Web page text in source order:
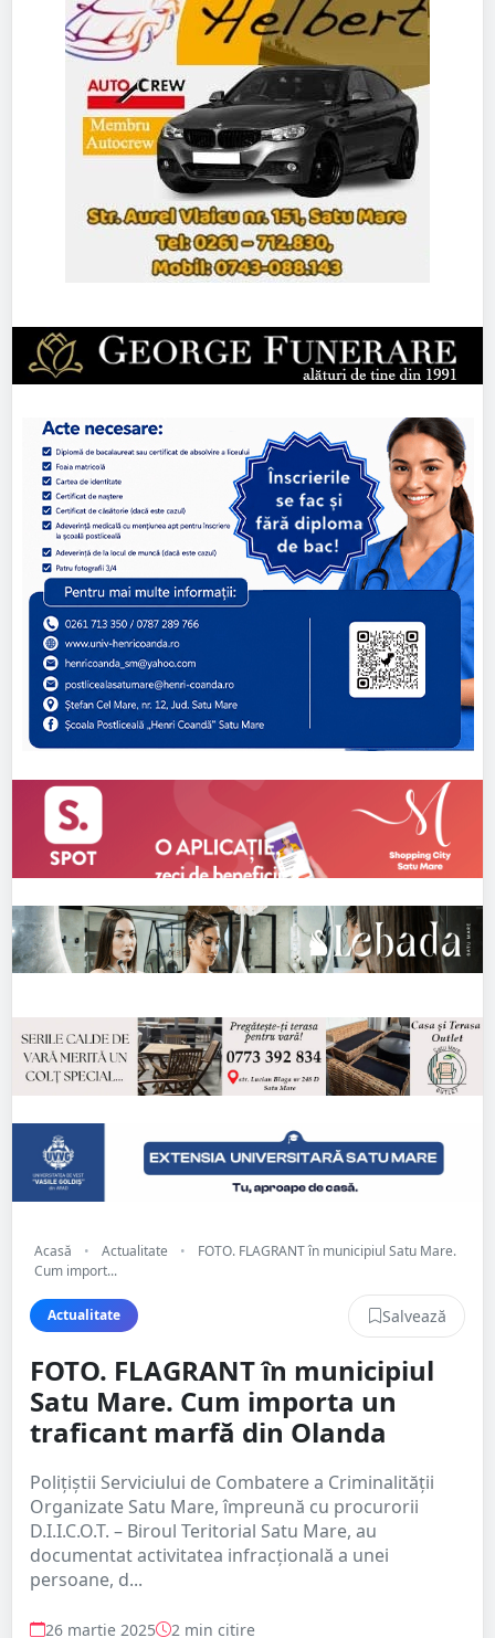
Acasă • Actualitate •
FOTO. FLAGRANT în municipiul Satu Mare.
Cum import...
Actualitate Salvează
FOTO. FLAGRANT în municipiul
Satu Mare. Cum importa un
traficant marfă din Olanda
Polițiștii Serviciului de Combatere a Criminalității
Organizate Satu Mare, împreună cu procurorii
D.I.I.C.O.T. – Biroul Teritorial Satu Mare, au
documentat activitatea infracțională a unei
persoane, d...
26 martie 2025 2 min citire